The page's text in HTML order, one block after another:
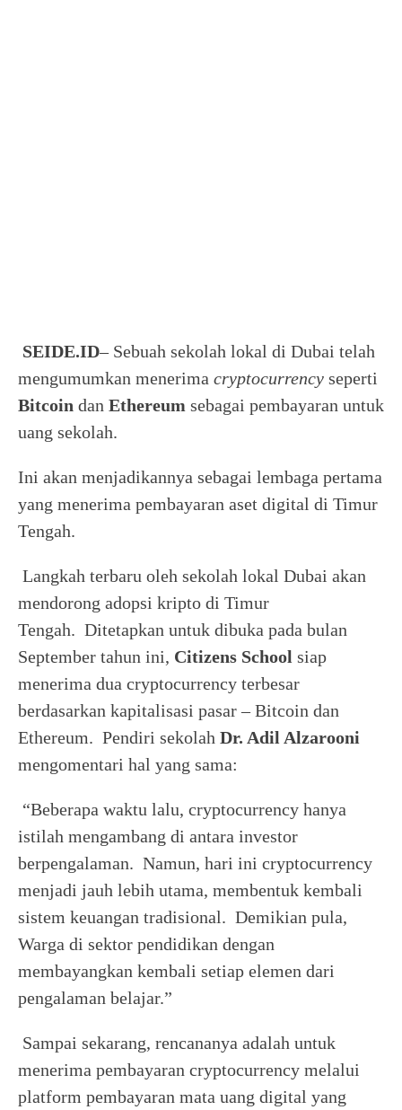
SEIDE.ID– Sebuah sekolah lokal di Dubai telah
mengumumkan menerima cryptocurrency seperti
Bitcoin dan Ethereum sebagai pembayaran untuk
uang sekolah.
Ini akan menjadikannya sebagai lembaga pertama
yang menerima pembayaran aset digital di Timur
Tengah.
Langkah terbaru oleh sekolah lokal Dubai akan
mendorong adopsi kripto di Timur
Tengah. Ditetapkan untuk dibuka pada bulan
September tahun ini, Citizens School siap
menerima dua cryptocurrency terbesar
berdasarkan kapitalisasi pasar – Bitcoin dan
Ethereum. Pendiri sekolah Dr. Adil Alzarooni
mengomentari hal yang sama:
“Beberapa waktu lalu, cryptocurrency hanya
istilah mengambang di antara investor
berpengalaman. Namun, hari ini cryptocurrency
menjadi jauh lebih utama, membentuk kembali
sistem keuangan tradisional. Demikian pula,
Warga di sektor pendidikan dengan
membayangkan kembali setiap elemen dari
pengalaman belajar.”
Sampai sekarang, rencananya adalah untuk
menerima pembayaran cryptocurrency melalui
platform pembayaran mata uang digital yang